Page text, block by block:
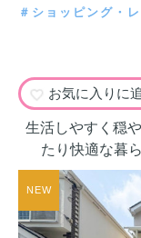
＃ショッピング・
お気に入りに
生活しやすく穏
たり快適な暮